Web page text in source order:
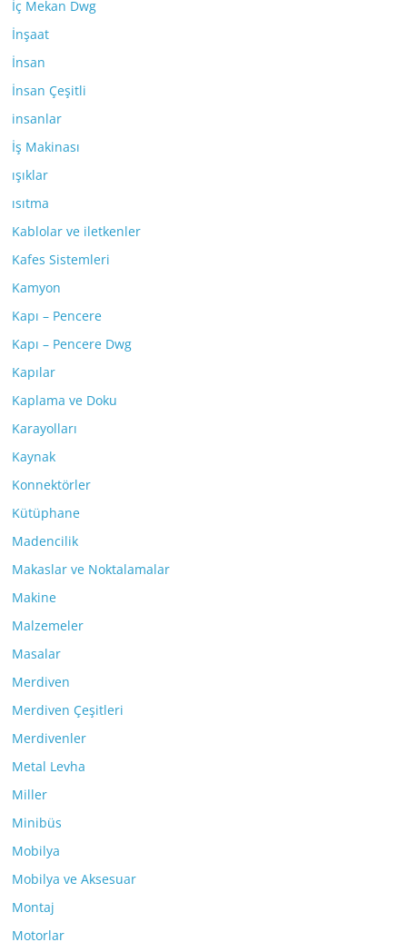
İç Mekan Dwg
İnşaat
İnsan
İnsan Çeşitli
insanlar
İş Makinası
ışıklar
ısıtma
Kablolar ve iletkenler
Kafes Sistemleri
Kamyon
Kapı – Pencere
Kapı – Pencere Dwg
Kapılar
Kaplama ve Doku
Karayolları
Kaynak
Konnektörler
Kütüphane
Madencilik
Makaslar ve Noktalamalar
Makine
Malzemeler
Masalar
Merdiven
Merdiven Çeşitleri
Merdivenler
Metal Levha
Miller
Minibüs
Mobilya
Mobilya ve Aksesuar
Montaj
Motorlar